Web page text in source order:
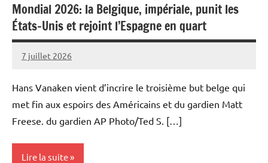
Mondial 2026: la Belgique, impériale, punit les
États-Unis et rejoint l’Espagne en quart
7 juillet 2026
Admins
Hans Vanaken vient d’incrire le troisième but belge qui
met fin aux espoirs des Américains et du gardien Matt
Freese. du gardien AP Photo/Ted S. […]
Lire la suite